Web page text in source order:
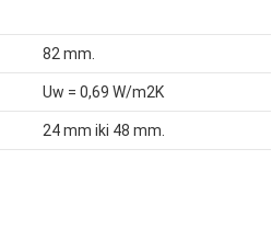
82 mm.
Uw = 0,69 W/m2K
24 mm iki 48 mm.